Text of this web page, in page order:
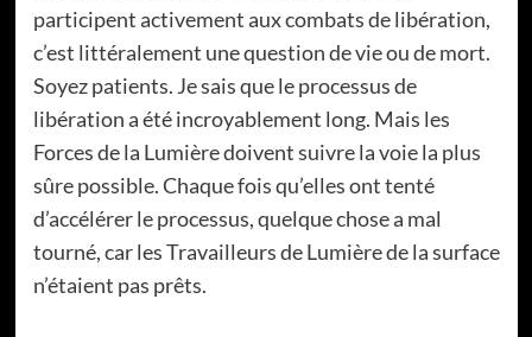
participent activement aux combats de libération,
c’est littéralement une question de vie ou de mort.
Soyez patients. Je sais que le processus de
libération a été incroyablement long. Mais les
Forces de la Lumière doivent suivre la voie la plus
sûre possible. Chaque fois qu’elles ont tenté
d’accélérer le processus, quelque chose a mal
tourné, car les Travailleurs de Lumière de la surface
n’étaient pas prêts.